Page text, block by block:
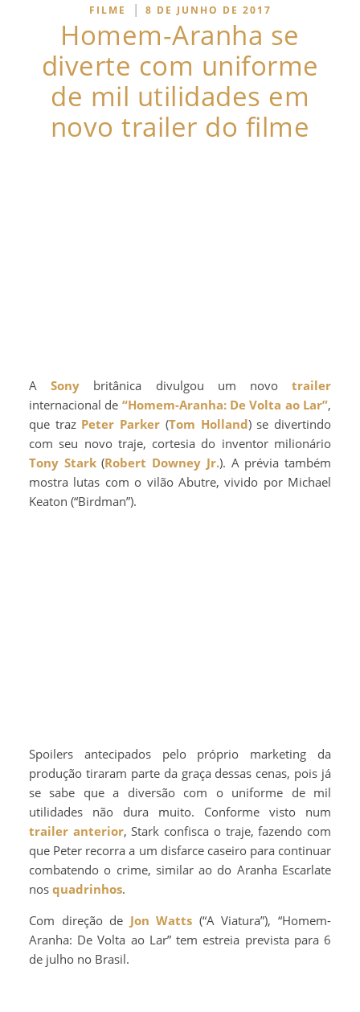
FILME | 8 DE JUNHO DE 2017
Homem-Aranha se
diverte com uniforme
de mil utilidades em
novo trailer do filme
ASony britânica divulgou um novotrailer
internacional de “Homem-Aranha: De Volta ao Lar”,
que traz Peter Parker (Tom Holland) se divertindo
com seu novo traje, cortesia do inventor milionário
Tony Stark(Robert Downey Jr.). A prévia também
mostra lutas com o vilão Abutre, vivido por Michael
Keaton (“Birdman”).
Spoilers antecipados pelo próprio marketing da
produção tiraram parte da graça dessas cenas, pois já
se sabe que a diversão com o uniforme de mil
utilidades não dura muito. Conforme visto num
trailer anterior, Stark confisca o traje, fazendo com
que Peter recorra a um disfarce caseiro para continuar
combatendo o crime, similar ao do Aranha Escarlate
nos quadrinhos.
Com direção de Jon Watts (“A Viatura”), “Homem-
Aranha: De Volta ao Lar” tem estreia prevista para 6
de julho no Brasil.